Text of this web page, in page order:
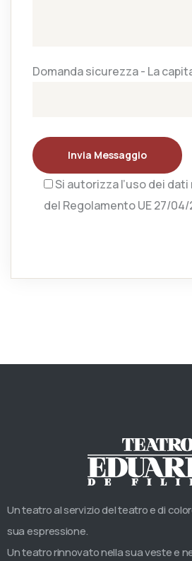
Domanda sicurezza - La
Invia Messaggio
Si autorizza l’uso dei
del Regolamento UE 27/04/
Un teatro al servizio del teatro e di
sua espressione.
Un teatro rinnovato nella sua veste e